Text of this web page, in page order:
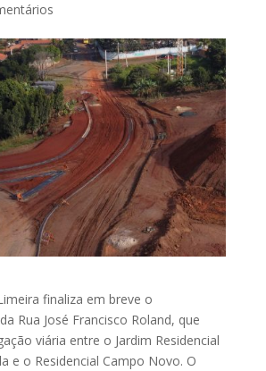
finaliza em breve o
Rua José Francisco Roland, que
viária entre o Jardim Residencial
e o Residencial Campo Novo. O